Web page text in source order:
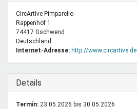
CircArtive Pimparello
Rappenhof 1
74417 Gschwend
Deutschland
Internet-Adresse: http://www.circartive.de
Ausblenden
Details
Termin: 23.05.2026 bis 30.05.2026